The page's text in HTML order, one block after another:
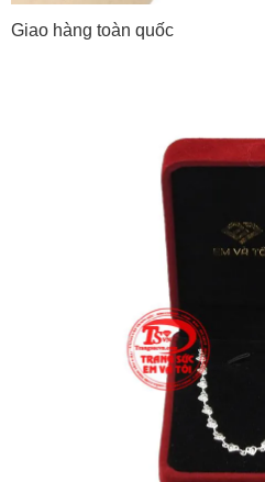
Giao hàng toàn quốc